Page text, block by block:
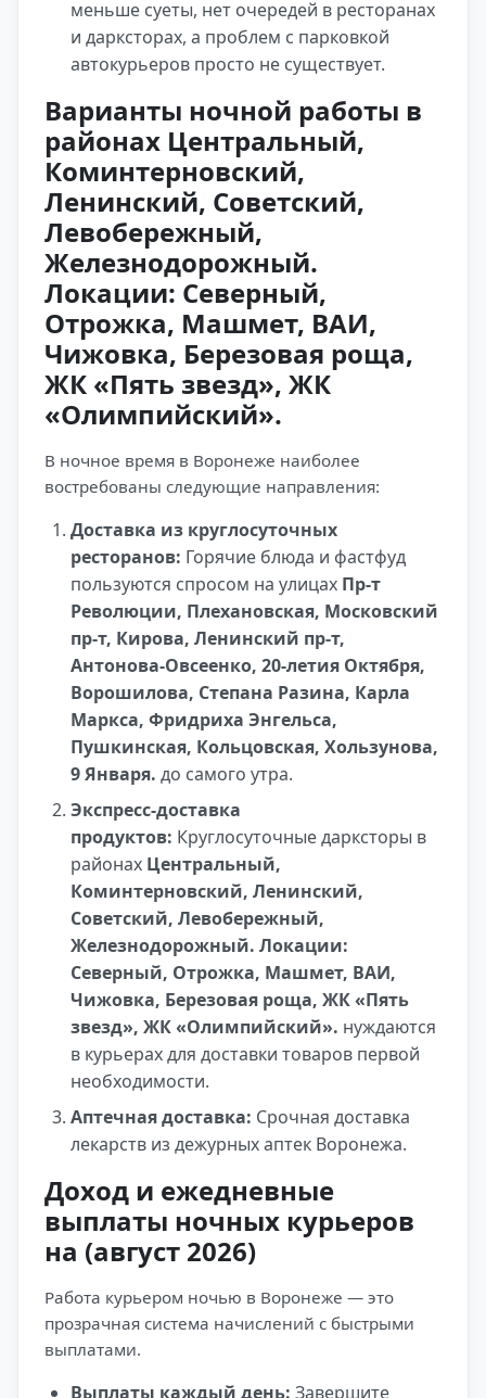
меньше суеты, нет очередей в ресторанах
и дарксторах, а проблем с парковкой
автокурьеров просто не существует.
Варианты ночной работы в
районах Центральный,
Коминтерновский,
Ленинский, Советский,
Левобережный,
Железнодорожный.
Локации: Северный,
Отрожка, Машмет, ВАИ,
Чижовка, Березовая роща,
ЖК «Пять звезд», ЖК
«Олимпийский».
В ночное время в Воронеже наиболее
востребованы следующие направления:
Доставка из круглосуточных
ресторанов: Горячие блюда и фастфуд
пользуются спросом на улицах Пр-т
Революции, Плехановская, Московский
пр-т, Кирова, Ленинский пр-т,
Антонова-Овсеенко, 20-летия Октября,
Ворошилова, Степана Разина, Карла
Маркса, Фридриха Энгельса,
Пушкинская, Кольцовская, Хользунова,
9 Января. до самого утра.
Экспресс-доставка
продуктов: Круглосуточные дарксторы в
районах Центральный,
Коминтерновский, Ленинский,
Советский, Левобережный,
Железнодорожный. Локации:
Северный, Отрожка, Машмет, ВАИ,
Чижовка, Березовая роща, ЖК «Пять
звезд», ЖК «Олимпийский». нуждаются
в курьерах для доставки товаров первой
необходимости.
Аптечная доставка: Срочная доставка
лекарств из дежурных аптек Воронежа.
Доход и ежедневные
выплаты ночных курьеров
на (август 2026)
Работа курьером ночью в Воронеже — это
прозрачная система начислений с быстрыми
выплатами.
Выплаты каждый день: Завершите